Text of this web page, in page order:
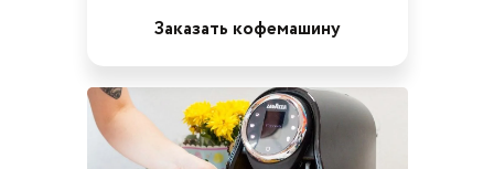
Заказать кофемашину